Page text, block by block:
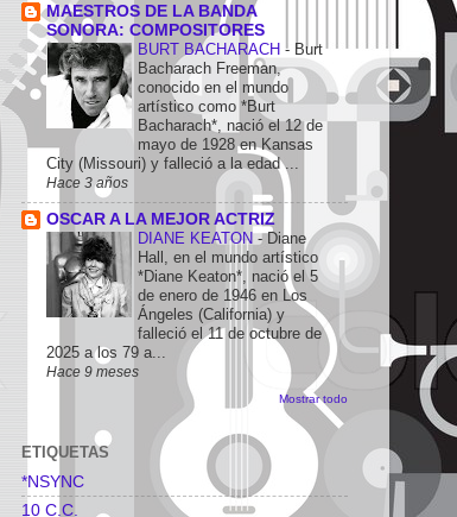
MAESTROS DE LA BANDA
SONORA: COMPOSITORES
BURT BACHARACH - Burt
Bacharach Freeman,
conocido en el mundo
artístico como *Burt
Bacharach*, nació el 12 de
mayo de 1928 en Kansas
City (Missouri) y falleció a la edad ...
Hace 3 años
OSCAR A LA MEJOR ACTRIZ
DIANE KEATON-Diane
Hall, en el mundo artístico
*Diane Keaton*, nació el 5
de enero de 1946 en Los
Ángeles (California) y
falleció el 11 de octubre de
2025 a los 79 a...
Hace 9 meses
Mostrar todo
ETIQUETAS
*NSYNC
10 C.C.